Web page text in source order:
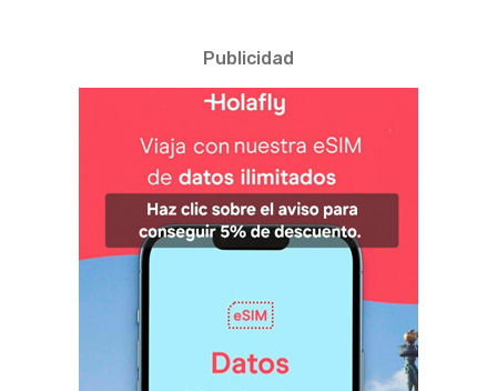
Publicidad